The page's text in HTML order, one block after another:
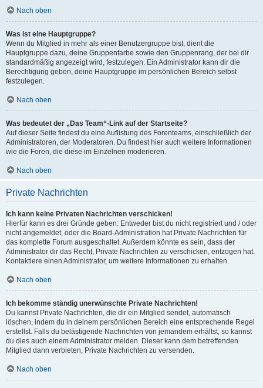
Nach oben
Was ist eine Hauptgruppe?
Wenn du Mitglied in mehr als einer Benutzergruppe bist, dient die
Hauptgruppe dazu, deine Gruppenfarbe sowie den Gruppenrang, der bei dir
standardmäßig angezeigt wird, festzulegen. Ein Administrator kann dir die
Berechtigung geben, deine Hauptgruppe im persönlichen Bereich selbst
festzulegen.
Nach oben
Was bedeutet der „Das Team“-Link auf der Startseite?
Auf dieser Seite findest du eine Auflistung des Forenteams, einschließlich der
Administratoren, der Moderatoren. Du findest hier auch weitere Informationen
wie die Foren, die diese im Einzelnen moderieren.
Nach oben
Private Nachrichten
Ich kann keine Privaten Nachrichten verschicken!
Hierfür kann es drei Gründe geben: Entweder bist du nicht registriert und / oder
nicht angemeldet, oder die Board-Administration hat Private Nachrichten für
das komplette Forum ausgeschaltet. Außerdem könnte es sein, dass der
Administrator dir das Recht, Private Nachrichten zu verschicken, entzogen hat.
Kontaktiere einen Administrator, um weitere Informationen zu erhalten.
Nach oben
Ich bekomme ständig unerwünschte Private Nachrichten!
Du kannst Private Nachrichten, die dir ein Mitglied sendet, automatisch
löschen, indem du in deinem persönlichen Bereich eine entsprechende Regel
erstellst. Falls du belästigende Nachrichten von jemandem erhältst, so kannst
du dies auch einem Administrator melden. Dieser kann dem betreffenden
Mitglied dann verbieten, Private Nachrichten zu versenden.
Nach oben